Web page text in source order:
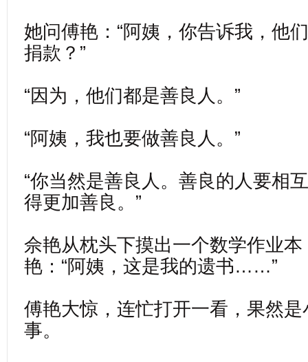
她问傅艳：“阿姨，你告诉我，他
捐款？”
“因为，他们都是善良人。”
“阿姨，我也要做善良人。”
“你当然是善良人。善良的人要相
得更加善良。”
佘艳从枕头下摸出一个数学作业本
艳：“阿姨，这是我的遗书……”
傅艳大惊，连忙打开一看，果然
事。